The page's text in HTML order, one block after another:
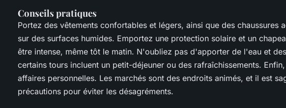
Conseils pratiques
Portez des vêtements confortables et légers, ainsi que des chaussures
sur des surfaces humides. Emportez une protection solaire et un
être intense, même tôt le matin. N'oubliez pas d'apporter de l'eau et
certains tours incluent un petit-déjeuner ou des rafraîchissements.
affaires personnelles. Les marchés sont des endroits animés, et il est
précautions pour éviter les désagréments.